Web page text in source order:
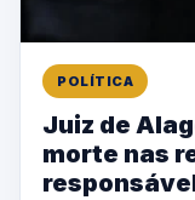
POLÍTICA
Juiz de
morte nas